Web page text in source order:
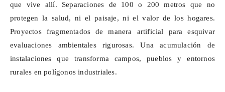
que vive allí. Separaciones de 100 o 200 metros que no
protegen la salud, ni el paisaje, ni el valor de los hogares.
Proyectos fragmentados de manera artificial para esquivar
evaluaciones ambientales rigurosas. Una acumulación de
instalaciones que transforma campos, pueblos y entornos
rurales en polígonos industriales.